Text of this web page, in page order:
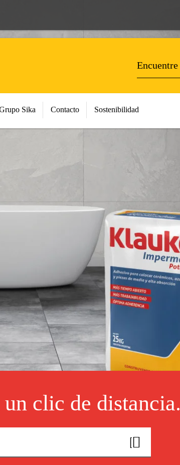
Sika Contacto Sostenibilidad
clic de distancia.